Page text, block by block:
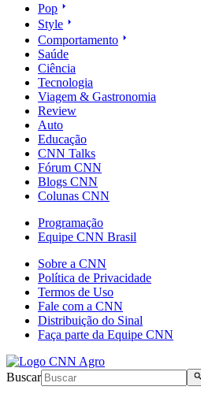
Pop
Style
Comportamento
Saúde
Ciência
Tecnologia
Viagem & Gastronomia
Review
Auto
Educação
CNN Talks
Fórum CNN
Blogs CNN
Colunas CNN
Programação
Equipe CNN Brasil
Sobre a CNN
Política de Privacidade
Termos de Uso
Fale com a CNN
Distribuição do Sinal
Faça parte da Equipe CNN
Buscar